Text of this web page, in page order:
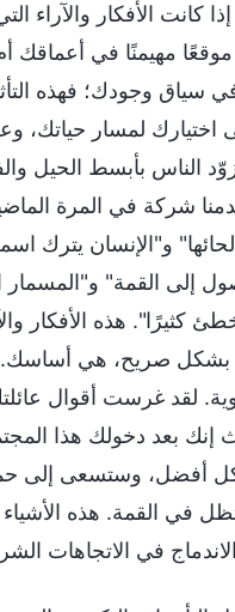
كانت الأفكار والآراء
موقعًا مهيمنًا في
في سياق وجودك؛ فهذه
لمسار حياتك،
الناس بأبسط الحيل
شركة في المرة
و"الإنسان يترك
إلى القمة" و"المسمار
كثيرًا". هذه الأفكار
بشكل صريح، هي أساسك.
لقد غرست أقوال
إنك بعد دخولك هذا
أفضل، وستسعى إلى
في القمة. هذه
في الاتجاهات